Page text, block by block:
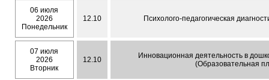
06 июля
2026
Понедельник
12.10 Психолого-педагогическая
07 июля
2026
Вторник
12.10
Инновационная деятельность в
(Образовательная